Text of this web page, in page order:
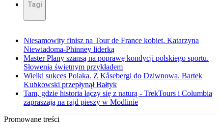
Tagi
Niesamowity finisz na Tour de France kobiet. Katarzyna
Niewiadoma-Phinney liderką
Master Plany szansą na poprawę kondycji polskiego sportu.
Słowenia świetnym przykładem
Wielki sukces Polaka. Z Kåsebergi do Dziwnowa. Bartek
Kubkowski przepłynął Bałtyk
Tam, gdzie historia łączy się z naturą - TrekTours i Columbia
zapraszają na rajd pieszy w Modlinie
Promowane treści